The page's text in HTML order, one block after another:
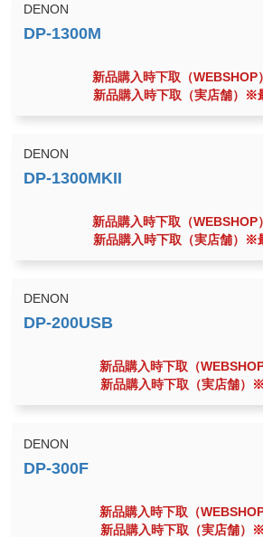
DENON
新品購入時下取（WEBSHOP）
新品購入時下取（実店舗）
※
DENON
新品購入時下取（WEBSHOP）
新品購入時下取（実店舗）
※
DENON
新品購入時下取（WEBSHOP
新品購入時下取（実店舗）
DENON
新品購入時下取（WEBSHOP
新品購入時下取（実店舗）